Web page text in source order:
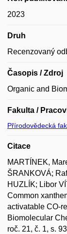
2023
Druh
Recenzovaný
Časopis / Zdroj
Organic and
Fakulta /
Přírodovědecká
Citace
MARTÍNEK,
ŠRANKOVÁ;
HUZLÍK; Libor
Common
activatable CO-
Biomolecular
roč. 21, č. 1, s.